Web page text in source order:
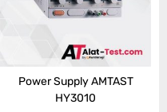
Power Supply AMTAST
HY3010